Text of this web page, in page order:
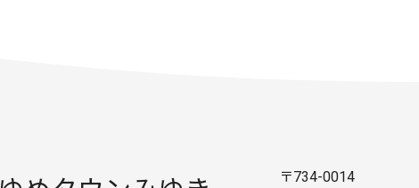
〒734-0014